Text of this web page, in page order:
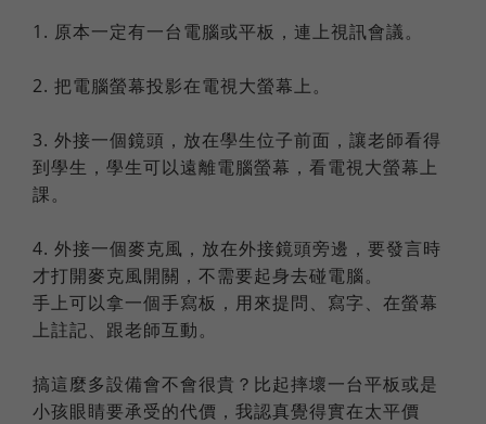
1. 原本一定有一台電腦或平板，連上視訊會議。
2. 把電腦螢幕投影在電視大螢幕上。
3. 外接一個鏡頭，放在學生位子前面，讓老師看得
到學生，學生可以遠離電腦螢幕，看電視大螢幕上
課。
4. 外接一個麥克風，放在外接鏡頭旁邊，要發言時
才打開麥克風開關，不需要起身去碰電腦。
手上可以拿一個手寫板，用來提問、寫字、在螢幕
上註記、跟老師互動。
搞這麼多設備會不會很貴？比起摔壞一台平板或是
小孩眼睛要承受的代價，我認真覺得實在太平價